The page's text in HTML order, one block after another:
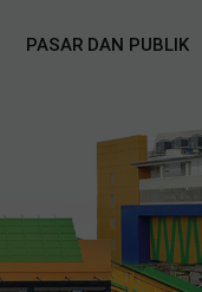
PASAR DAN PUBLIK